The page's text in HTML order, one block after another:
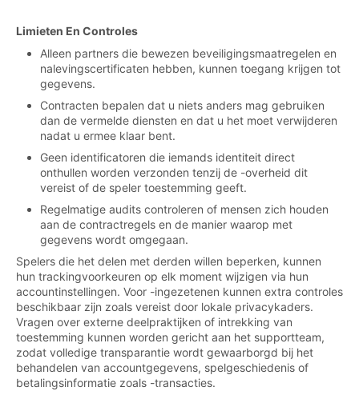
Limieten En Controles
Alleen partners die bewezen beveiligingsmaatregelen en
nalevingscertificaten hebben, kunnen toegang krijgen tot
gegevens.
Contracten bepalen dat u niets anders mag gebruiken
dan de vermelde diensten en dat u het moet verwijderen
nadat u ermee klaar bent.
Geen identificatoren die iemands identiteit direct
onthullen worden verzonden tenzij de -overheid dit
vereist of de speler toestemming geeft.
Regelmatige audits controleren of mensen zich houden
aan de contractregels en de manier waarop met
gegevens wordt omgegaan.
Spelers die het delen met derden willen beperken, kunnen
hun trackingvoorkeuren op elk moment wijzigen via hun
accountinstellingen. Voor -ingezetenen kunnen extra controles
beschikbaar zijn zoals vereist door lokale privacykaders.
Vragen over externe deelpraktijken of intrekking van
toestemming kunnen worden gericht aan het supportteam,
zodat volledige transparantie wordt gewaarborgd bij het
behandelen van accountgegevens, spelgeschiedenis of
betalingsinformatie zoals -transacties.